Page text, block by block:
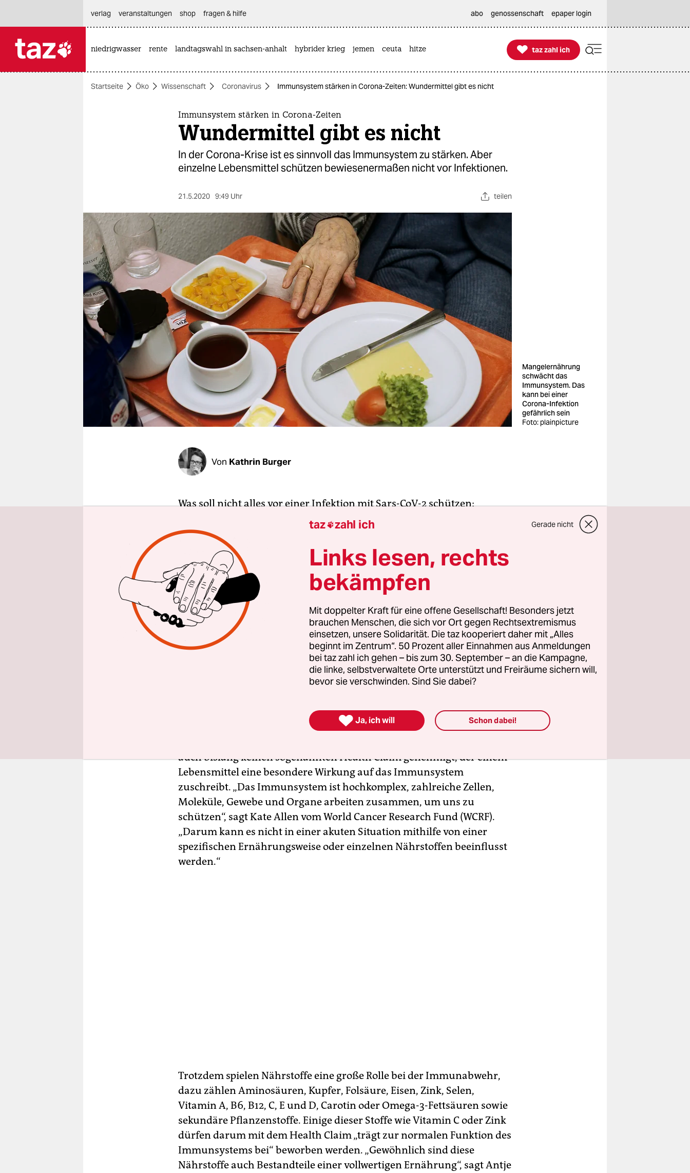
themen
berlin
nord
wahrheit
verlag
verlag
veranstaltungen
fragen & hilfe
unterstützen
verlag
veranstaltungen shop fragen & hilfe abo genossenschaft epaper login
niedrigwasser rente landtagswahl in sachsen-anhalt hybrider krieg jemen ceuta hitze 
taz zahl ich
taz zahl ich
Startseite Öko Wissenschaft Coronavirus Immunsystem stärken in Corona-Zeiten: Wundermittel gibt es nicht
Immunsystem stärken in Corona-Zeiten
Wundermittel gibt es nicht
In der Corona-Krise ist es sinnvoll das Immunsystem zu stärken. Aber
einzelne Lebensmittel schützen bewiesenermaßen nicht vor Infektionen.
21.5.2020 9:49 Uhr teilen
Mangelernährung
schwächt das
Immunsystem. Das
kann bei einer
Corona-Infektion
gefährlich sein
Foto: plainpicture
Von Kathrin Burger
Was soll nicht alles vor einer Infektion mit Sars-CoV-2 schützen:
Omega-3-Fettsäuren, Manuka-Honig, Grüntee-Kapseln, Prebiotika,
Vitalpilze, Nahrungsergänzungsmittel mit Curcuma, Cistus oder
Propolis oder die bekannten Nährstoffe Vitamin C und D sowie Zink
oder Selen. Vor allem von Influencern und Fitness-Päpsten, aber auch
in der Werbung von Reformhäusern oder Online-Anbietern werden
entsprechende Präparate feilgeboten. Auch gelten bestimmte Diäten
als Heilmittel: Da plädieren die einen für eine Basenernährung,
während andere viel tierisches Eiweiß empfehlen, um das
Immunsystem zu stärken. Auch Knoblauch oder nitrathaltiges
Gemüse wie Spinat und Rote Bete stehen hoch im Kurs.
„Immunbooster“ sind die Hoffnung der Stunde angesichts eines Virus,
gegen den derzeit niemand ein Medikament parat hat.
Tatsache ist, dass es keine Lebensmittel oder Nahrungser­
gänzungsmittel gibt, die bewiesenermaßen vor Infektionen schützen.
auch bislang keinen sogenannten Health Claim genehmigt, der einem
Lebensmittel eine besondere Wirkung auf das Immunsystem
zuschreibt. „Das Immunsystem ist hochkomplex, zahlreiche Zellen,
Moleküle, Gewebe und Organe arbeiten zusammen, um uns zu
schützen“, sagt Kate Allen vom World Cancer Research Fund (WCRF).
„Darum kann es nicht in einer akuten Situation mithilfe von einer
spezifischen Ernährungsweise oder einzelnen Nährstoffen beeinflusst
werden.“
Trotzdem spielen Nährstoffe eine große Rolle bei der Immunabwehr,
dazu zählen Aminosäuren, Kupfer, Folsäure, Eisen, Zink, Selen,
Vitamin A, B6, B12, C, E und D, Carotin oder Omega-3-Fettsäuren sowie
sekundäre Pflanzenstoffe. Einige dieser Stoffe wie Vitamin C oder Zink
dürfen darum mit dem Health Claim „trägt zur normalen Funktion des
Immunsystems bei“ beworben werden. „Gewöhnlich sind diese
Nährstoffe auch Bestandteile einer vollwertigen Ernährung“, sagt Antje
taz zahl ich Gerade nicht
Links lesen, rechts
bekämpfen
Mit doppelter Kraft für eine offene Gesellschaft! Besonders jetzt
brauchen Menschen, die sich vor Ort gegen Rechtsextremismus
einsetzen, unsere Solidarität. Die taz kooperiert daher mit „Alles
beginnt im Zentrum“. 50 Prozent aller Einnahmen aus Anmeldungen
bei taz zahl ich gehen – bis zum 30. September – an die Kampagne,
die linke, selbstverwaltete Orte unterstützt und Freiräume sichern will,
bevor sie verschwinden. Sind Sie dabei?
 Ja, ich will Schon dabei!